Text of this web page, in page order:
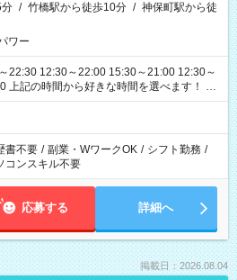
/ 竹橋駅から徒歩10分 / 神保町駅から徒
ワー
22:30 12:30～22:00 15:30～21:00 12:30～
※
能性があります
書不要 / 副業・WワークOK / シフト勤務 /
コンスキル不要
応募する 詳細へ
掲載日：2026.08.04